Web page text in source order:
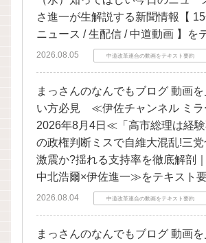
さ進一が生解説する新聞情報【
ニュース / 生配信 / 中道動画 】を
2026.08.05 中道改革連合の動画をテキスト要約
まっさんのなんでもブログ 動画
い方必見 ≪伊佐チャンネル ミラ
2026年8月4日≪「高市総理は経
の政権判断ミスで自維大混乱!三
激震か?揺れる支持率を徹底解剖
中北浩爾×伊佐進一≫をテキスト
2026.08.04 中道改革連合の動画をテキスト要約
まっさんのなんでもブログ 動画